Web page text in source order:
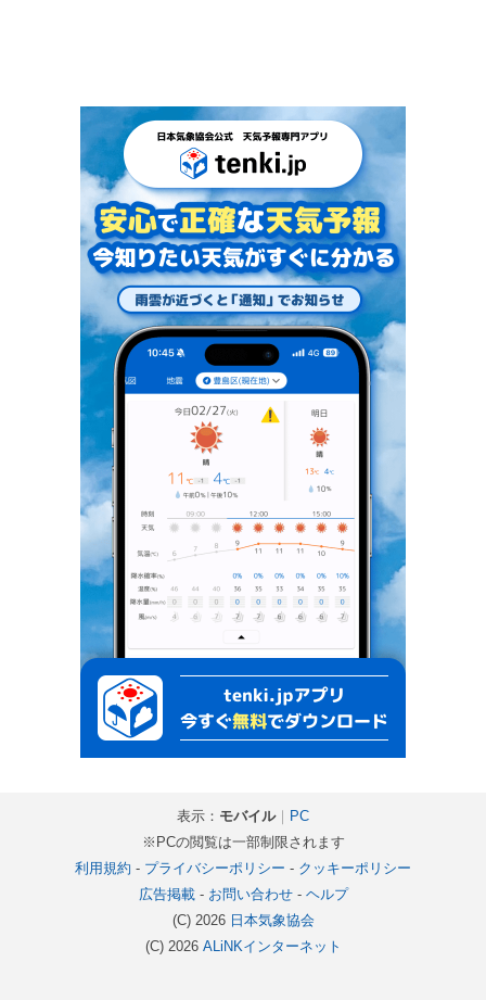
表示： モバイル｜ PC
※PCの閲覧は一部制限されます
利用規約 - プライバシーポリシー - クッキーポリシー
広告掲載- お問い合わせ- ヘルプ
(C) 2026 日本気象協会
(C) 2026 ALiNKインターネット